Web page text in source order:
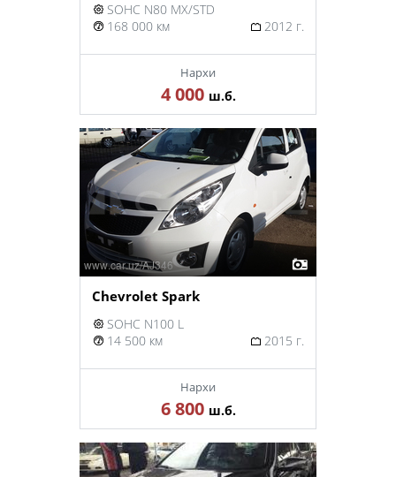
SOHC N80 MX/STD
168 000 км
2012 г.
Нархи
4 000 ш.б.
Chevrolet Spark
SOHC N100 L
14 500 км
2015 г.
Нархи
6 800 ш.б.